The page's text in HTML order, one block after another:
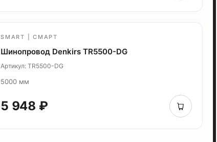
SMART | СМАРТ
Шинопровод Denkirs TR5500-DG
Артикул: TR5500-DG
5000 мм
5 948 ₽